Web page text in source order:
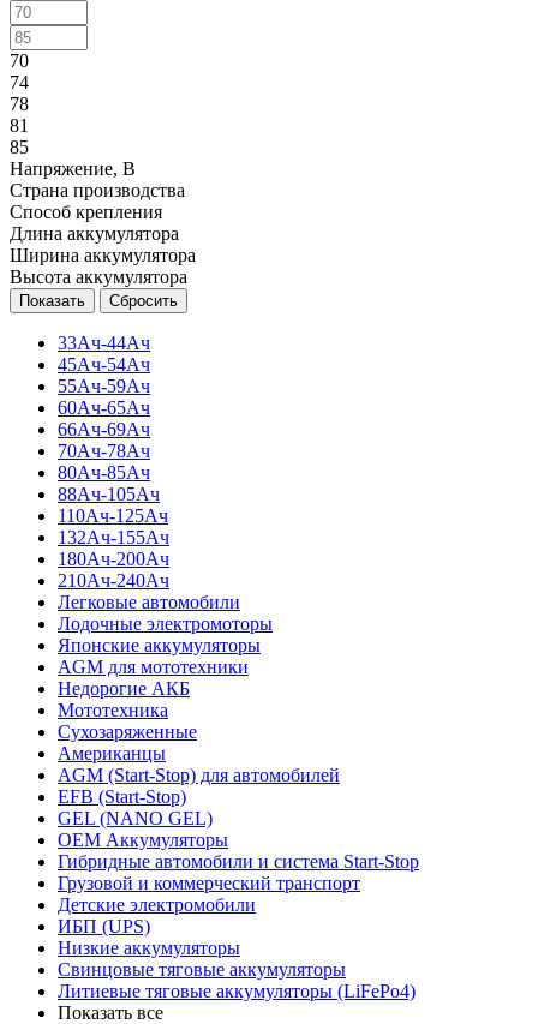
70
74
78
81
85
Напряжение, В
Страна производства
Способ крепления
Длина аккумулятора
Ширина аккумулятора
Высота аккумулятора
Сбросить
33Ач-44Ач
45Ач-54Ач
55Ач-59Ач
60Ач-65Ач
66Ач-69Ач
70Ач-78Ач
80Ач-85Ач
88Ач-105Ач
110Ач-125Ач
132Ач-155Ач
180Ач-200Ач
210Ач-240Ач
Легковые автомобили
Лодочные электромоторы
Японские аккумуляторы
AGM для мототехники
Недорогие АКБ
Мототехника
Сухозаряженные
Американцы
AGM (Start-Stop) для автомобилей
EFB (Start-Stop)
GEL (NANO GEL)
OEM Аккумуляторы
Гибридные автомобили и система Start-Stop
Грузовой и коммерческий транспорт
Детские электромобили
ИБП (UPS)
Низкие аккумуляторы
Свинцовые тяговые аккумуляторы
Литиевые тяговые аккумуляторы (LiFePo4)
Показать все